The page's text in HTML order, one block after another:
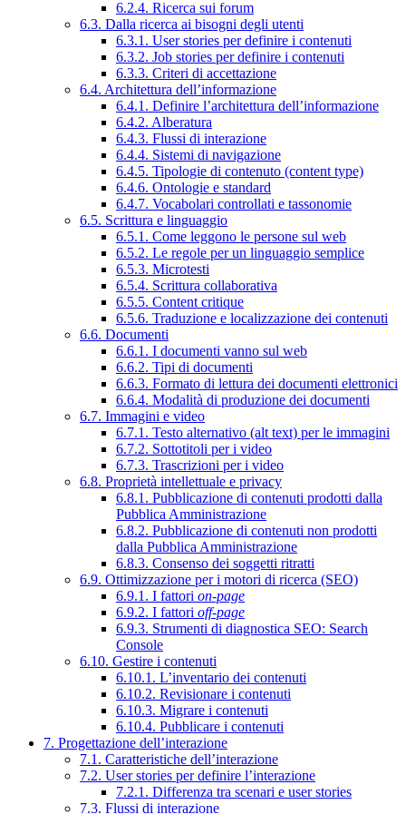
6.2.4. Ricerca sui forum
6.3. Dalla ricerca ai bisogni degli utenti
6.3.1. User stories per definire i contenuti
6.3.2. Job stories per definire i contenuti
6.3.3. Criteri di accettazione
6.4. Architettura dell’informazione
6.4.1. Definire l’architettura dell’informazione
6.4.2. Alberatura
6.4.3. Flussi di interazione
6.4.4. Sistemi di navigazione
6.4.5. Tipologie di contenuto (content type)
6.4.6. Ontologie e standard
6.4.7. Vocabolari controllati e tassonomie
6.5. Scrittura e linguaggio
6.5.1. Come leggono le persone sul web
6.5.2. Le regole per un linguaggio semplice
6.5.3. Microtesti
6.5.4. Scrittura collaborativa
6.5.5. Content critique
6.5.6. Traduzione e localizzazione dei contenuti
6.6. Documenti
6.6.1. I documenti vanno sul web
6.6.2. Tipi di documenti
6.6.3. Formato di lettura dei documenti elettronici
6.6.4. Modalità di produzione dei documenti
6.7. Immagini e video
6.7.1. Testo alternativo (alt text) per le immagini
6.7.2. Sottotitoli per i video
6.7.3. Trascrizioni per i video
6.8. Proprietà intellettuale e privacy
6.8.1. Pubblicazione di contenuti prodotti dalla
Pubblica Amministrazione
6.8.2. Pubblicazione di contenuti non prodotti
dalla Pubblica Amministrazione
6.8.3. Consenso dei soggetti ritratti
6.9. Ottimizzazione per i motori di ricerca (SEO)
6.9.1. I fattori on-page
6.9.2. I fattori off-page
6.9.3. Strumenti di diagnostica SEO: Search
Console
6.10. Gestire i contenuti
6.10.1. L’inventario dei contenuti
6.10.2. Revisionare i contenuti
6.10.3. Migrare i contenuti
6.10.4. Pubblicare i contenuti
7. Progettazione dell’interazione
7.1. Caratteristiche dell’interazione
7.2. User stories per definire l’interazione
7.2.1. Differenza tra scenari e user stories
7.3. Flussi di interazione